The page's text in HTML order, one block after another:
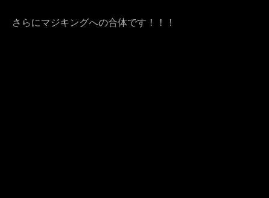
さらにマジキングへの合体です！！！